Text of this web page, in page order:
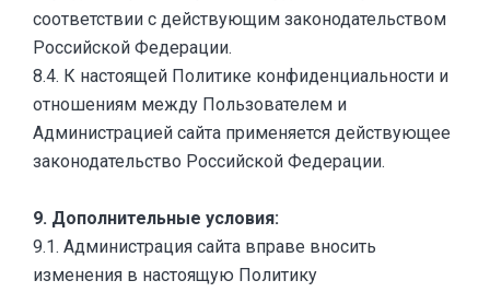
соответствии с действующим законодательством
Российской Федерации.
8.4. К настоящей Политике конфиденциальности и
отношениям между Пользователем и
Администрацией сайта применяется действующее
законодательство Российской Федерации.
9. Дополнительные условия:
9.1. Администрация сайта вправе вносить
изменения в настоящую Политику